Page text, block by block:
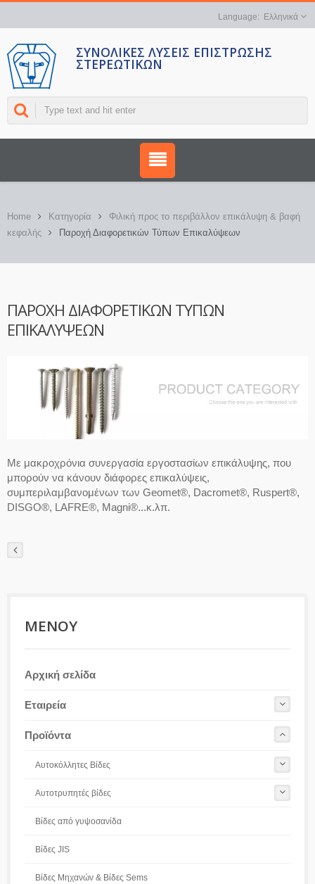
Ελληνικά
ΣΥΝΟΛΙΚΈΣ ΛΎΣΕΙΣ ΕΠΊΣΤΡΩΣΗΣ
ΣΤΕΡΕΩΤΙΚΏΝ
Home Κατηγορία
Φιλική προς το περιβάλλον επικάλυψη & βαφή
κεφαλής
Παροχή Διαφορετικών Τύπων Επικαλύψεων
ΠΑΡΟΧΉ ΔΙΑΦΟΡΕΤΙΚΏΝ ΤΎΠΩΝ
ΕΠΙΚΑΛΎΨΕΩΝ
Με μακροχρόνια συνεργασία εργοστασίων επικάλυψης, που
μπορούν να κάνουν διάφορες επικαλύψεις,
συμπεριλαμβανομένων των Geomet®, Dacromet®, Ruspert®,
DISGO®, LAFRE®, Magni®...κ.λπ.
ΜΕΝΟΎ
Αρχική σελίδα
Εταιρεία
Προϊόντα
Αυτοκόλλητες Βίδες
Αυτοτρυπητές βίδες
Βίδες από γυψοσανίδα
Βίδες JIS
Βίδες Μηχανών & Βίδες Sems